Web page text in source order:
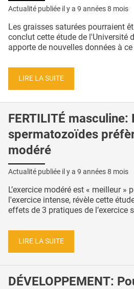
Actualité publiée il y a 9 années 8 mois
Les graisses saturées pourraient
conclut cette étude de l'Université
apporte de nouvelles données à ce
LIRE LA SUITE
FERTILITÉ masculine:
spermatozoïdes
modéré
Actualité publiée il y a 9 années 8 mois
L’exercice modéré est « meilleur »
l'exercice intense, révèle cette
effets de 3 pratiques de l’exercice
LIRE LA SUITE
DÉVELOPPEMENT: